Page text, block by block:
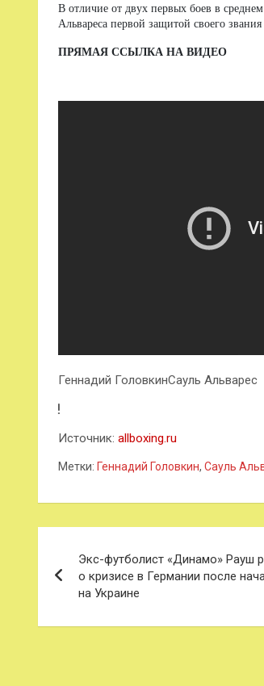
В отличие от двух первых боев в
Альвареса первой защитой своего
ПРЯМАЯ ССЫЛКА НА ВИДЕО
Геннадий ГоловкинСауль Альварес
Источник: allboxing.ru
Метки: Геннадий Головкин, Сауль
по
записям
Экс-футболист «Динамо» Рауш
о кризисе в Германии после
на Украине